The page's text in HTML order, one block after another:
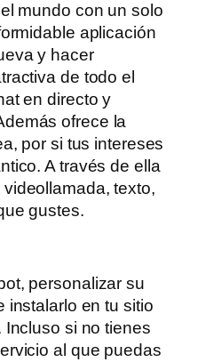
mundo con un solo
aplicación
y hacer
de todo el
en directo y
ofrece la
por si tus intereses
A través de ella
texto,
gustes.
personalizar su
instalarlo en tu sitio
Incluso si no tienes
al que puedas